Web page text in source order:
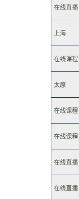
在线直播
上海
在线课程
太原
在线课程
在线课程
在线直播
在线直播